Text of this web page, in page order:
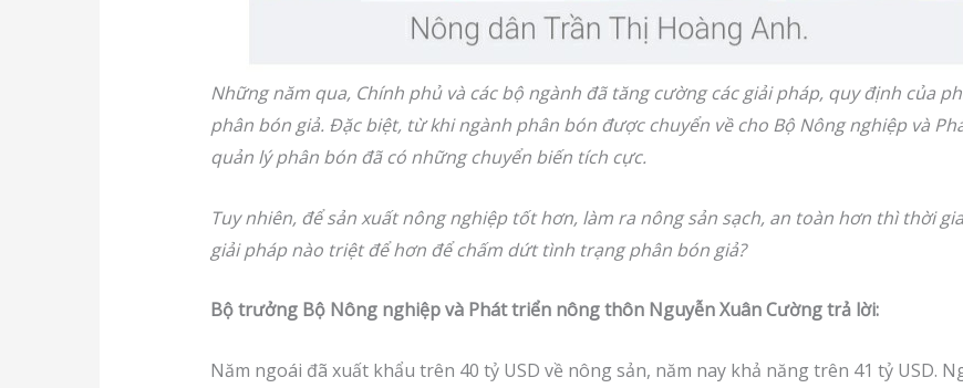
Những năm qua, Chính phủ và các bộ ngành đã tăng cường các giải pháp, quy định của
phân bón giả. Đặc biệt, từ khi ngành phân bón được chuyển về cho Bộ Nông nghiệp và
quản lý phân bón đã có những chuyển biến tích cực.
Tuy nhiên, để sản xuất nông nghiệp tốt hơn, làm ra nông sản sạch, an toàn hơn thì thời
giải pháp nào triệt để hơn để chấm dứt tình trạng phân bón giả?
Bộ trưởng Bộ Nông nghiệp và Phát triển nông thôn Nguyễn Xuân Cường trả lời:
Năm ngoái đã xuất khẩu trên 40 tỷ USD về nông sản, năm nay khả năng trên 41 tỷ USD.